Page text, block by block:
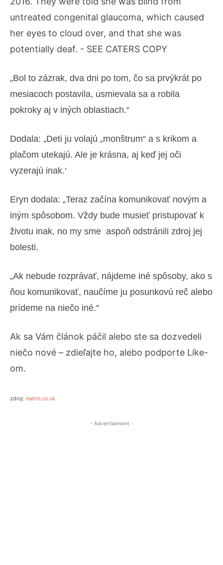
„Bol to zázrak, dva dni po tom, čo sa prvýkrát po
mesiacoch postavila, usmievala sa a robila
pokroky aj v iných oblastiach.“
Dodala: „Deti ju volajú „monštrum“ a s krikom a
plačom utekajú. Ale je krásna, aj keď jej oči
vyzerajú inak.‘
Eryn dodala: „Teraz začína komunikovať novým a
iným spôsobom. Vždy bude musieť pristupovať k
životu inak, no my sme aspoň odstránili zdroj jej
bolesti.
„Ak nebude rozprávať, nájdeme iné spôsoby, ako s
ňou komunikovať, naučíme ju posunkovú reč alebo
prídeme na niečo iné.“
Ak sa Vám článok páčil alebo ste sa dozvedeli
niečo nové – zdieľajte ho, alebo podporte Like-
om.
zdroj: metro.co.uk
- Advertisement -